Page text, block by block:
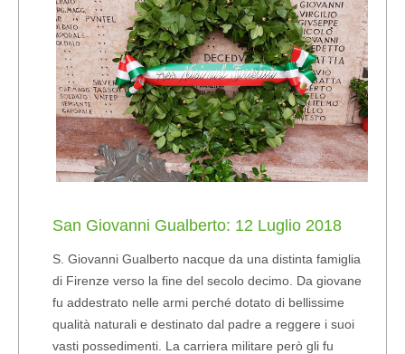
San Giovanni Gualberto: 12 Luglio 2018
S. Giovanni Gualberto nacque da una distinta famiglia
di Firenze verso la fine del secolo decimo. Da giovane
fu addestrato nelle armi perché dotato di bellissime
qualità naturali e destinato dal padre a reggere i suoi
vasti possedimenti. La carriera militare però gli fu